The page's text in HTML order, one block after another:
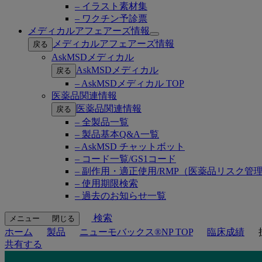
– イラスト素材集
– ワクチン予診票
メディカルアフェアーズ情報
Open
submenu
戻る
メディカルアフェアーズ情報
AskMSDメディカル
戻る
AskMSDメディカル
– AskMSDメディカル TOP
医薬品関連情報
戻る
医薬品関連情報
– 全製品一覧
– 製品基本Q&A一覧
– AskMSD チャットボット
– コード一覧/GS1コード
– 副作用・適正使用/RMP（医薬品リスク管理
– 使用期限検索
– 過去のお知らせ一覧
メニュー 閉じる
検索
ホーム
製品 ニューモバックス®NP TOP 臨床成績
共有する